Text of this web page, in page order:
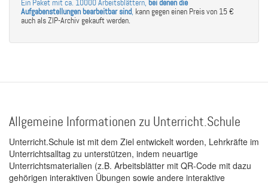
Ein Paket mit ca. 10000 Arbeitsblättern, bei denen die
Aufgabenstellungen bearbeitbar sind, kann gegen einen Preis von 15 €
auch als ZIP-Archiv gekauft werden.
Allgemeine Informationen zu Unterricht.Schule
Unterricht.Schule ist mit dem Ziel entwickelt worden, Lehrkräfte im
Unterrichtsalltag zu unterstützen, indem neuartige
Unterrichtsmaterialien (z.B. Arbeitsblätter mit QR-Code mit dazu
gehörigen interaktiven Übungen sowie andere interaktive